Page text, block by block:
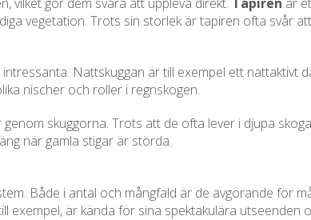
vegetation. Trots sin storlek är tapiren ofta svår
Nattskuggan är till exempel ett nattaktivt
nischer och roller i regnskogen.
skuggorna. Trots att de ofta lever i djupa
när gamla stigar är störda.
Både i antal och mångfald är de avgörande för
exempel, är kända för sina spektakulära utseenden